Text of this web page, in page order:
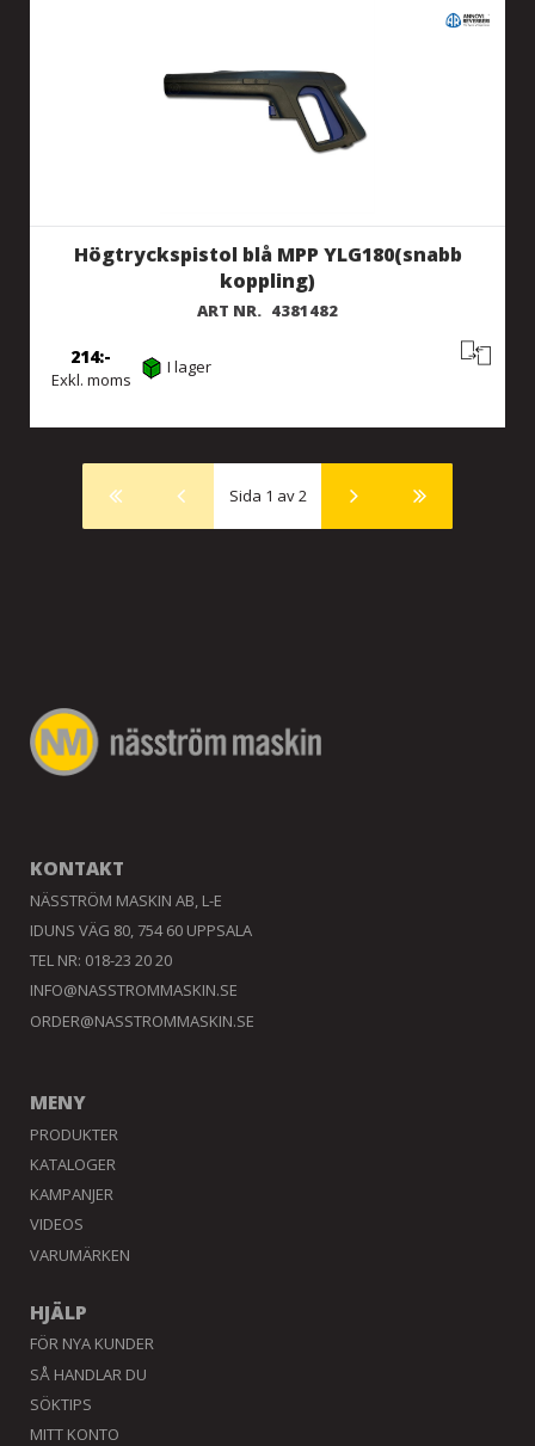
Högtryckspistol blå MPP YLG180(snabb
koppling)
ART NR. 4381482
Exkl. moms
214 I lager
Sida 1 av 2
KONTAKT
NÄSSTRÖM MASKIN AB, L-E
IDUNS VÄG 80, 754 60 UPPSALA
TEL NR: 018-23 20 20
INFO@NASSTROMMASKIN.SE
ORDER@NASSTROMMASKIN.SE
MENY
PRODUKTER
KATALOGER
KAMPANJER
VIDEOS
VARUMÄRKEN
HJÄLP
FÖR NYA KUNDER
SÅ HANDLAR DU
SÖKTIPS
MITT KONTO